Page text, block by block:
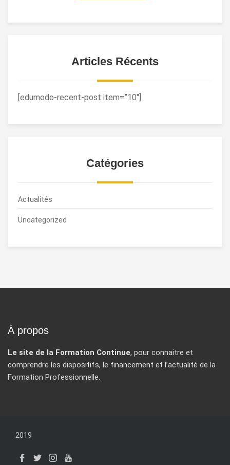
Articles Récents
[edumodo-recent-post item=”10″]
Catégories
Actualités
Uncategorized
À propos
Le site de la Formation Continue, pour connaitre et
comprendre les dispositifs, le financement et l’actualité de la
Formation Professionnelle.
2019